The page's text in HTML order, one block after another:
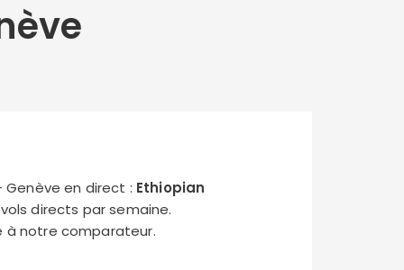
Genève en direct : Ethiopian
directs par semaine.
à notre comparateur.